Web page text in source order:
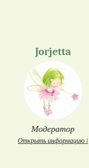
Jorjetta
Модератор
Открыть информацию ↓